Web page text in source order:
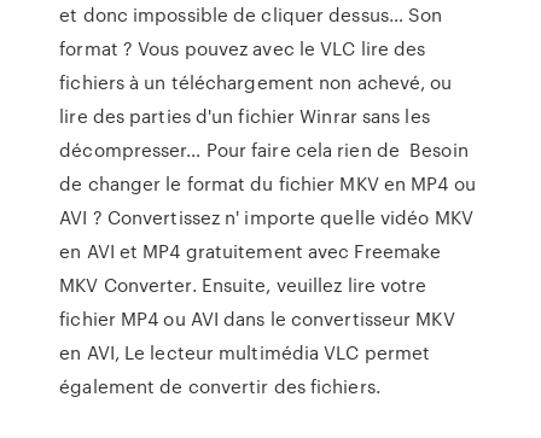
et donc impossible de cliquer dessus… Son
format ? Vous pouvez avec le VLC lire des
fichiers à un téléchargement non achevé, ou
lire des parties d'un fichier Winrar sans les
décompresser… Pour faire cela rien de Besoin
de changer le format du fichier MKV en MP4 ou
AVI ? Convertissez n' importe quelle vidéo MKV
en AVI et MP4 gratuitement avec Freemake
MKV Converter. Ensuite, veuillez lire votre
fichier MP4 ou AVI dans le convertisseur MKV
en AVI, Le lecteur multimédia VLC permet
également de convertir des fichiers.